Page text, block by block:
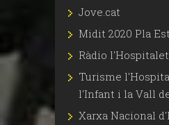
Jove.cat
Midit 2020 Pla
Ràdio
Turisme
l'Infant i la Vall
Xarxa Nacional